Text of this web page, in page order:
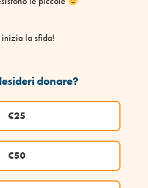
la sfida!
donare?
€25
€50